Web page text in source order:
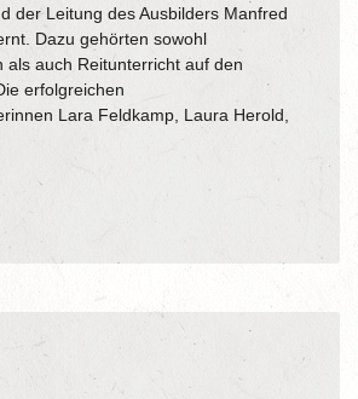
der Leitung des Ausbilders Manfred
Dazu gehörten sowohl
als auch Reitunterricht auf den
erfolgreichen
Lara Feldkamp, Laura Herold,